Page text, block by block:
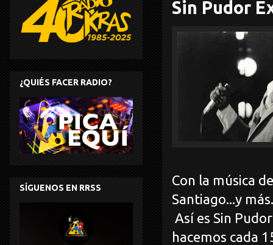
Sin Pudor
Con la música
Santiago...y
Así es Sin
hacemos cada
¿QUIÉS FACER RADIO?
SÍGUENOS EN RRSS